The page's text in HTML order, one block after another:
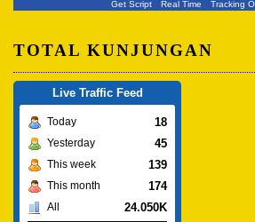
Get Script Real Time Tracking
TOTAL KUNJUNGAN
Live Traffic Feed
Today 18
Yesterday 45
This week 139
This month 174
All 24.050K